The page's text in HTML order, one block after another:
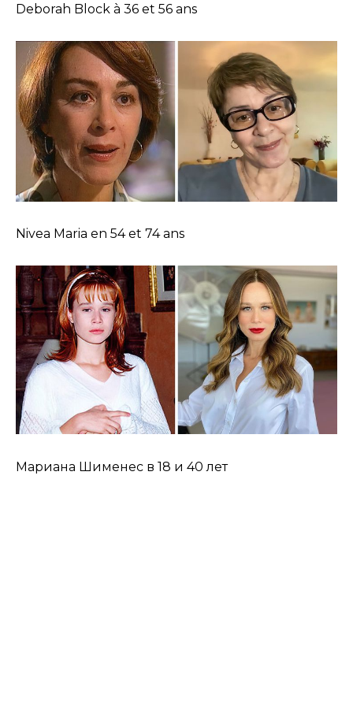
Deborah Block à 36 et 56 ans
Nivea Maria en 54 et 74 ans
Мариана Шименес в 18 и 40 лет